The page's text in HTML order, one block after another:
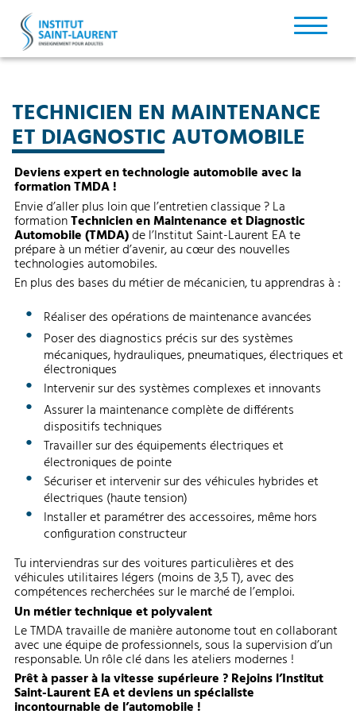
TECHNICIEN EN MAINTENANCE
ET DIAGNOSTIC AUTOMOBILE
Deviens expert en technologie automobile avec la
formation TMDA !
Envie d’aller plus loin que l’entretien classique ? La
formationTechnicien en Maintenance et Diagnostic
Automobile (TMDA)de l’Institut Saint-Laurent EA te
prépare à un métier d’avenir, au cœur des nouvelles
technologies automobiles.
En plus des bases du métier de mécanicien, tu apprendras à :
Réaliser des opérations de maintenance avancées
Poser des diagnostics précis sur des systèmes
mécaniques, hydrauliques, pneumatiques, électriques et
électroniques
Intervenir sur des systèmes complexes et innovants
Assurer la maintenance complète de différents
dispositifs techniques
Travailler sur des équipements électriques et
électroniques de pointe
Sécuriser et intervenir sur des véhicules hybrides et
électriques (haute tension)
Installer et paramétrer des accessoires, même hors
configuration constructeur
Tu interviendras sur des voitures particulières et des
véhicules utilitaires légers (moins de 3,5 T), avec des
compétences recherchées sur le marché de l’emploi.
Un métier technique et polyvalent
Le TMDA travaille de manière autonome tout en collaborant
avec une équipe de professionnels, sous la supervision d’un
responsable. Un rôle clé dans les ateliers modernes !
Prêt à passer à la vitesse supérieure ? Rejoins l’Institut
Saint-Laurent EA et deviens un spécialiste
incontournable de l’automobile !